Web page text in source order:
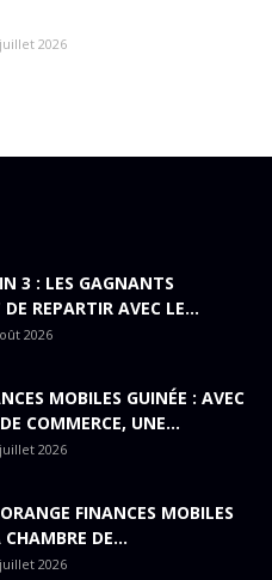
2026
3 : LES GAGNANTS
REPARTIR AVEC LE...
2026
MOBILES GUINÉE : AVEC
COMMERCE, UNE...
2026
FINANCES MOBILES
DE...
2026